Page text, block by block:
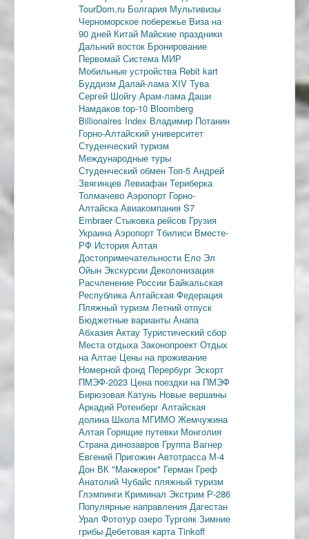
TourDom.ru Болгария Мультивизы
Черноморское побережье Виза на
90 дней Китай Майские праздники
Дальний восток Бронирование
Первомай Система МИР
Мобильные устройства Rebit kart
Буддизм Далай-лама XIV Тува
Сергей Шойгу Арам-ламаДаши
Намдаков top-10 Bloomberg
Billionaires Index Владимир Потанин
Горно-Алтайский университет
Студенческий туризм
Международные туры
Студенческий обмен Топ-5 Андрей
Звягинцев Левиафан Териберка
Толмачево Аэропорт Горно-
АлтайскаАвиакомпания S7
EmbraerСтыковка рейсов Грузия
УкраинаАэропорт Тбилиси Вместе-
РФ История Алтая
Достопримечательности Ело Эл
Ойын Экскурсии Деколонизация
Расчленение России Байкальская
РеспубликаАлтайская Федерация
Пляжный туризм Летний отпуск
Бюджетные варианты Анапа
Абхазия Актау Туристический сбор
Места отдыхаЗаконопроект Отдых
на Алтае Цены на проживание
Номерной фонд Перербург Эскорт
ПМЭФ-2023 Цена поездки на ПМЭФ
Бирюзовая Катунь Новые вершины
Аркадий Ротенберг Алтайская
долина Школа МГИМО Жемчужина
Алтая Горящие путевки Монголия
Страна динозавров Группа Вагнер
Евгений Пригожин Автотрасса М-4
Дон ВК "Манжерок" Герман Греф
Анатолий Чубайс пляжный туризм
Глэмпинги Криминал Экстрим Р-286
Популярные направления Дагестан
Урал Фототур озеро Тургояк Зимние
грибы Дебетовая картаTinkoff